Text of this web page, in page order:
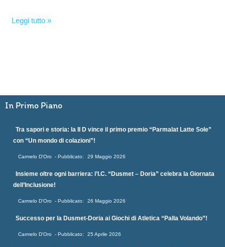
Leggi tutto »
In Primo Piano
Tra sapori e storia: la II D vince il primo premio “Parmalat Latte Sole”
con “Un mondo di colazioni”!
Carmelo D'Oro 29 Maggio 2026
Insieme oltre ogni barriera: l’I.C. “Dusmet – Doria” celebra la Giornata
dell’Inclusione!
Carmelo D'Oro 26 Maggio 2026
Successo per la Dusmet-Doria ai Giochi di Atletica “Palla Volando”!
Carmelo D'Oro 25 Aprile 2026